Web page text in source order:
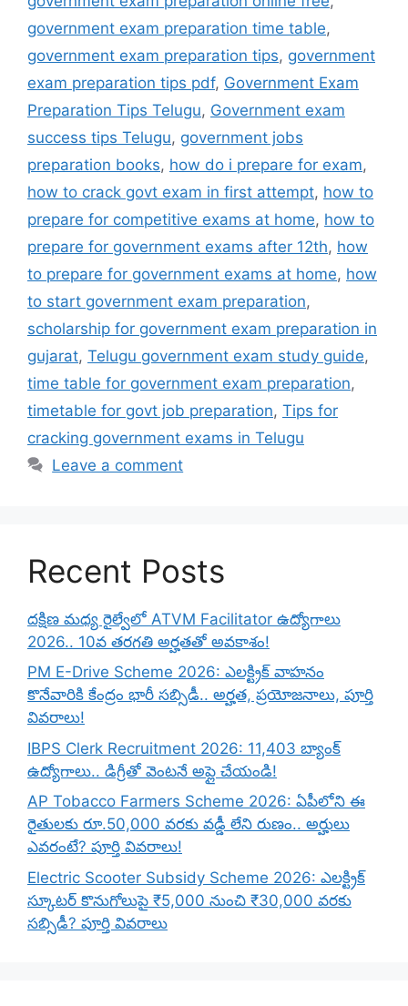
government exam preparation time table,
government exam preparation tips, government
exam preparation tips pdf, Government Exam
Preparation Tips Telugu, Government exam
success tips Telugu, government jobs
preparation books, how do i prepare for exam,
how to crack govt exam in first attempt, how to
prepare for competitive exams at home, how to
prepare for government exams after 12th, how
to prepare for government exams at home, how
to start government exam preparation,
scholarship for government exam preparation in
gujarat, Telugu government exam study guide,
time table for government exam preparation,
timetable for govt job preparation, Tips for
cracking government exams in Telugu
Leave a comment
Recent Posts
దక్షిణ మధ్య రైల్వేలో ATVM Facilitator ఉద్యోగాలు
2026.. 10వ తరగతి అర్హతతో అవకాశం!
PM E-Drive Scheme 2026: ఎలక్ట్రిక్ వాహనం
కొనేవారికి కేంద్రం భారీ సబ్సిడీ.. అర్హత, ప్రయోజనాలు, పూర్తి
వివరాలు!
IBPS Clerk Recruitment 2026: 11,403 బ్యాంక్
ఉద్యోగాలు.. డిగ్రీతో వెంటనే అప్లై చేయండి!
AP Tobacco Farmers Scheme 2026: ఏపీలోని ఈ
రైతులకు రూ.50,000 వరకు వడ్డీ లేని రుణం.. అర్హులు
ఎవరంటే? పూర్తి వివరాలు!
Electric Scooter Subsidy Scheme 2026: ఎలక్ట్రిక్
స్కూటర్ కొనుగోలుపై ₹5,000 నుంచి ₹30,000 వరకు
సబ్సిడీ? పూర్తి వివరాలు